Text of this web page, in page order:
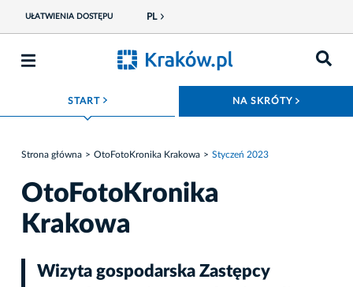
UŁATWIENIA DOSTĘPU PL
START ROZWIŃ MENU NA SKRÓTY
Strona główna OtoFotoKronika Krakowa Styczeń 2023
OtoFotoKronika
Krakowa
Wizyta gospodarska Zastępcy